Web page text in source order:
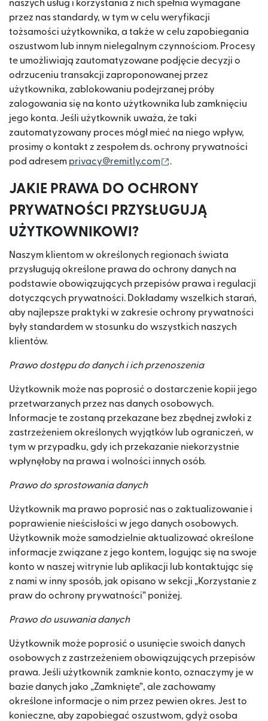
naszych usług i korzystania z nich spełnia wymagane
przez nas standardy, w tym w celu weryfikacji
tożsamości użytkownika, a także w celu zapobiegania
oszustwom lub innym nielegalnym czynnościom. Procesy
te umożliwiają zautomatyzowane podjęcie decyzji o
odrzuceniu transakcji zaproponowanej przez
użytkownika, zablokowaniu podejrzanej próby
zalogowania się na konto użytkownika lub zamknięciu
jego konta. Jeśli użytkownik uważa, że taki
zautomatyzowany proces mógł mieć na niego wpływ,
prosimy o kontakt z zespołem ds. ochrony prywatności
pod adresem privacy@remitly.com .
JAKIE PRAWA DO OCHRONY
PRYWATNOŚCI PRZYSŁUGUJĄ
UŻYTKOWNIKOWI?
Naszym klientom w określonych regionach świata
przysługują określone prawa do ochrony danych na
podstawie obowiązujących przepisów prawa i regulacji
dotyczących prywatności. Dokładamy wszelkich starań,
aby najlepsze praktyki w zakresie ochrony prywatności
były standardem w stosunku do wszystkich naszych
klientów.
Prawo dostępu do danych i ich przenoszenia
Użytkownik może nas poprosić o dostarczenie kopii jego
przetwarzanych przez nas danych osobowych.
Informacje te zostaną przekazane bez zbędnej zwłoki z
zastrzeżeniem określonych wyjątków lub ograniczeń, w
tym w przypadku, gdy ich przekazanie niekorzystnie
wpłynęłoby na prawa i wolności innych osób.
Prawo do sprostowania danych
Użytkownik ma prawo poprosić nas o zaktualizowanie i
poprawienie nieścisłości w jego danych osobowych.
Użytkownik może samodzielnie aktualizować określone
informacje związane z jego kontem, logując się na swoje
konto w naszej witrynie lub aplikacji lub kontaktując się
z nami w inny sposób, jak opisano w sekcji „Korzystanie z
praw do ochrony prywatności” poniżej.
Prawo do usuwania danych
Użytkownik może poprosić o usunięcie swoich danych
osobowych z zastrzeżeniem obowiązujących przepisów
prawa. Jeśli użytkownik zamknie konto, oznaczymy je w
bazie danych jako „Zamknięte”, ale zachowamy
określone informacje o nim przez pewien okres. Jest to
konieczne, aby zapobiegać oszustwom, gdyż osoba